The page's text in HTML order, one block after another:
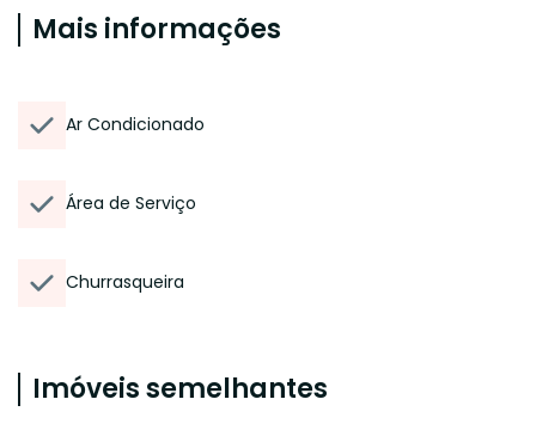
Mais informações
Ar Condicionado
Área de Serviço
Churrasqueira
Imóveis semelhantes